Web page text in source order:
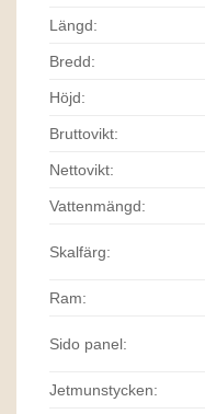
Längd:
Bredd:
Höjd:
Bruttovikt:
Nettovikt:
Vattenmängd:
Skalfärg:
Ram:
Sido panel:
Jetmunstycken: